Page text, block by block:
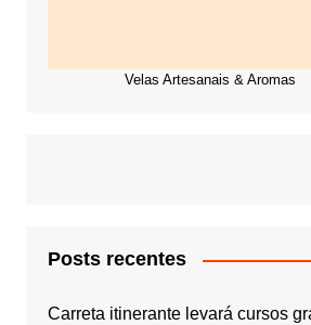
Velas Artesanais & Aromas
Posts recentes
Carreta itinerante levará cursos